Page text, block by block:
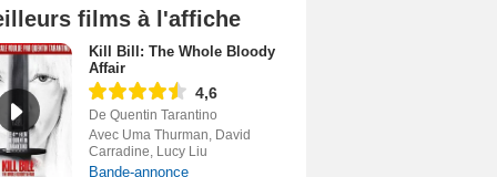
films à l'affiche
Kill Bill: The Whole Bloody
Affair
4,6
De Quentin Tarantino
Avec Uma Thurman, David
Carradine, Lucy Liu
Bande-annonce